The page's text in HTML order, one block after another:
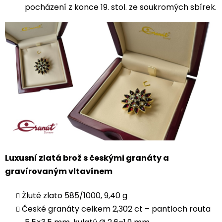
pocházení z konce 19. stol. ze soukromých sbírek.
Luxusní zlatá brož s českými granáty a
gravírovaným vltavínem
Žluté zlato 585/1000, 9,40 g
České granáty celkem 2,302 ct – pantloch routa